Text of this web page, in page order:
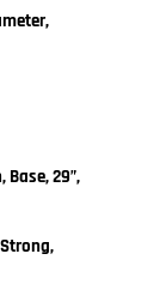
Base, 29”,
Strong,